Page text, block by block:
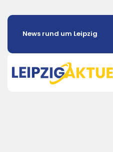
News rund um Leipzig